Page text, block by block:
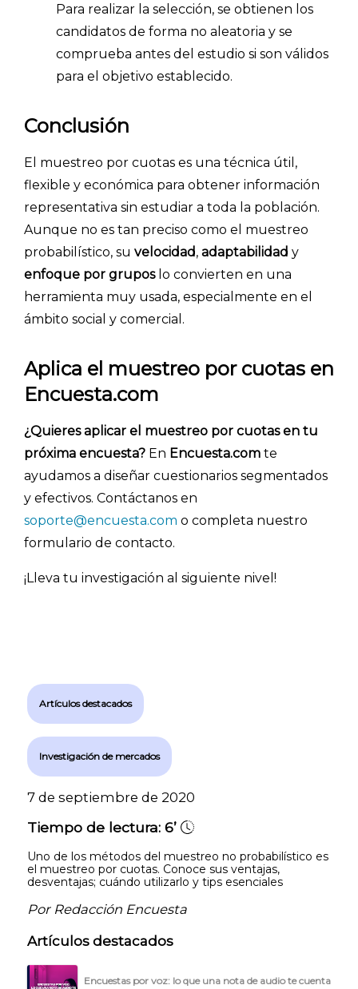
Para realizar la selección, se obtienen los
candidatos de forma no aleatoria y se
comprueba antes del estudio si son válidos
para el objetivo establecido.
Conclusión
El muestreo por cuotas es una técnica útil,
flexible y económica para obtener información
representativa sin estudiar a toda la población.
Aunque no es tan preciso como el muestreo
probabilístico, su velocidad, adaptabilidad y
enfoque por gruposlo convierten en una
herramienta muy usada, especialmente en el
ámbito social y comercial.
Aplica el muestreo por cuotas en
Encuesta.com
¿Quieres aplicar el muestreo por cuotas en tu
próxima encuesta? En Encuesta.com te
ayudamos a diseñar cuestionarios segmentados
y efectivos. Contáctanos en
soporte@encuesta.com o completa nuestro
formulario de contacto.
¡Lleva tu investigación al siguiente nivel!
Artículos destacados
Investigación de mercados
7 de septiembre de 2020
Tiempo de lectura: 6’
Uno de los métodos del muestreo no probabilístico es
el muestreo por cuotas. Conoce sus ventajas,
desventajas; cuándo utilizarlo y tips esenciales
Por Redacción Encuesta
Artículos destacados
Encuestas por voz: lo que una nota de audio te cuenta